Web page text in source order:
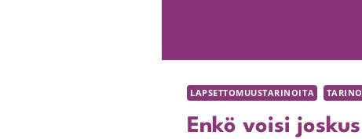
LAPSETTOMUUSTARINOITA
Enkö voisi